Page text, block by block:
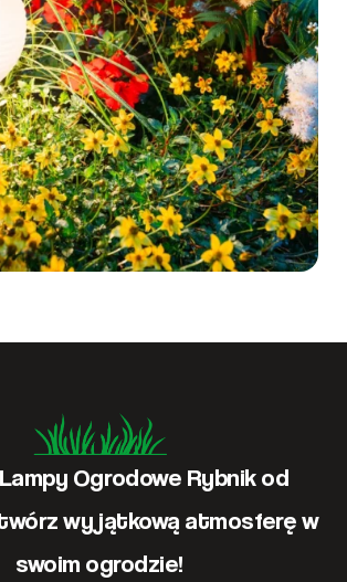
Ogrodowe Rybnik od
wyjątkową atmosferę w
swoim ogrodzie!